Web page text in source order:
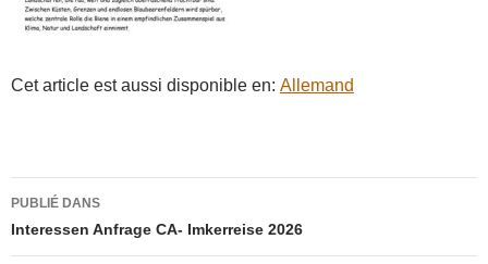
Cet article est aussi disponible en: Allemand
Navigation
des
PUBLIÉ DANS
Interessen Anfrage CA- Imkerreise 2026